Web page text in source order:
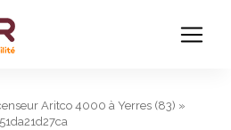
Aritco 4000 à Yerres (83) »